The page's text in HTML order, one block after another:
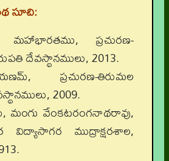
సూచి:
మహాభారతము, ప్రచురణ-
దేవస్థానములు, 2013.
ప్రచురణ-తిరుమల
2009.
మంగు వేంకటరంగనాథరావు,
విద్యాసాగర ముద్రాక్షరశాల,